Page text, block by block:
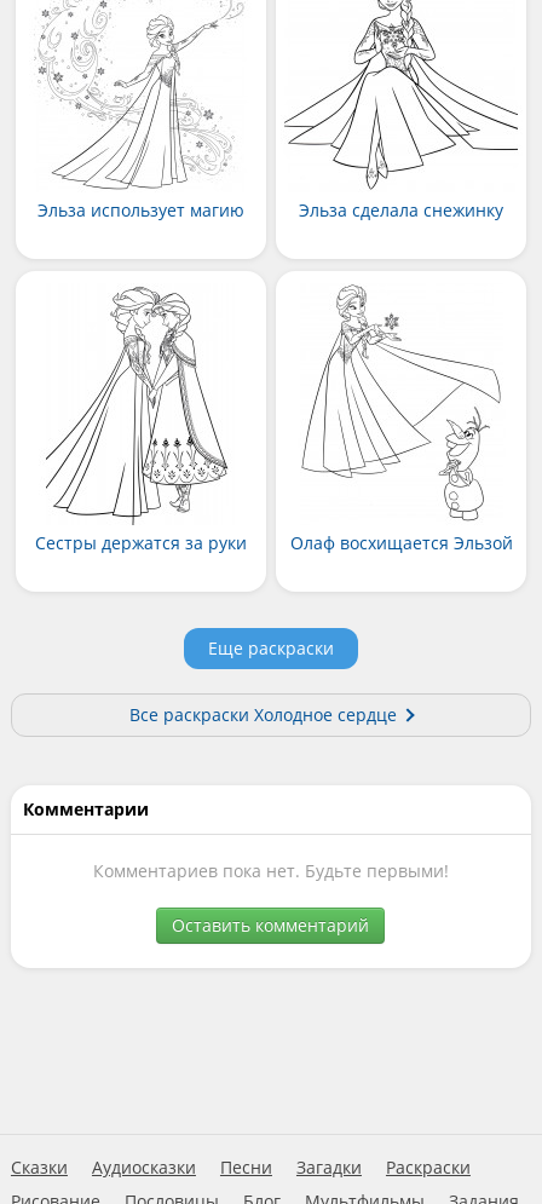
Эльза использует магию Эльза сделала снежинку
Сестры держатся за руки Олаф восхищается Эльзой
Еще раскраски
Все раскраски Холодное сердце
Комментарии
Комментариев пока нет. Будьте первыми!
Оставить комментарий
Сказки Аудиосказки Песни Загадки
Раскраски